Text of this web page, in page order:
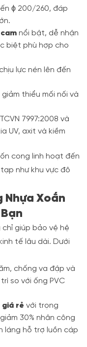
ϕ 200/260, đáp
nổi bật, dễ nhận
biệt phù hợp cho
lực nén lên đến
thiểu mối nối và
7997:2008 và
UV, axit và kiềm
cong linh hoạt đến
như khu vực đô
Nhựa Xoắn
chỉ giúp bảo vệ hệ
tế lâu dài. Dưới
chống va đập và
so với ống PVC
giá rẻ với trọng
30% nhân công
láng hỗ trợ luồn cáp